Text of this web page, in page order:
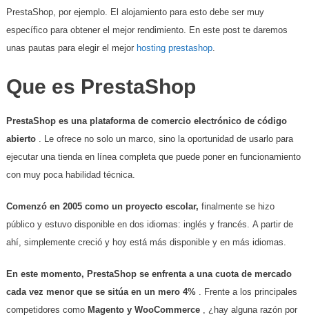
PrestaShop, por ejemplo. El alojamiento para esto debe ser muy
específico para obtener el mejor rendimiento. En este post te daremos
unas pautas para elegir el mejor hosting prestashop.
Que es PrestaShop
PrestaShop es una plataforma de comercio electrónico de código
abierto. Le ofrece no solo un marco, sino la oportunidad de usarlo para
ejecutar una tienda en línea completa que puede poner en funcionamiento
con muy poca habilidad técnica.
Comenzó en 2005 como un proyecto escolar, finalmente se hizo
público y estuvo disponible en dos idiomas: inglés y francés. A partir de
ahí, simplemente creció y hoy está más disponible y en más idiomas.
En este momento, PrestaShop se enfrenta a una cuota de mercado
cada vez menor que se sitúa en un mero 4%. Frente a los principales
competidores como Magento y WooCommerce, ¿hay alguna razón por